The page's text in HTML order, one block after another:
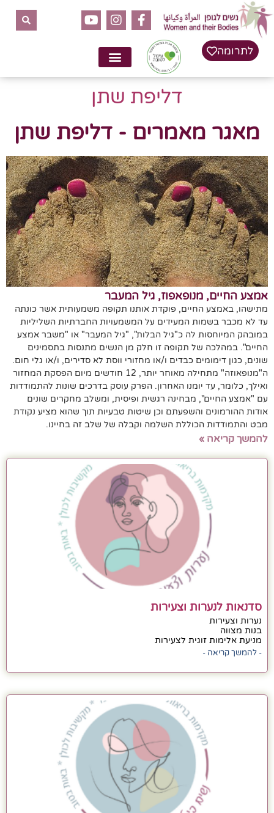
לתרומה
דליפת שתן
מאגר מאמרים - דליפת שתן
אמצע החיים, מנופאפוז, גיל המעבר
מתישהו, באמצע החיים, פוקדת אותנו תקופה משמעותית אשר כונתה
עד לא מכבר בשמות המעידים על המשמעויות החברתיות השליליות
במובהק המיוחסות לה כ"גיל הבלות", "גיל המעבר" או "משבר אמצע
החיים". במהלכה של תקופה זו חלק מן הנשים מתנסות בתסמינים
שונים, כגון דימומים כבדים ו/או מחזורי ווסת לא סדירים, ו/או גלי חום.
ה"מנופאוזה" מתחילה מאוחר יותר, 12 חודשים מיום הפסקת המחזור
ואילך, כלומר, עד יומנו האחרון. הפרק עוסק בדרכים שונות להתמודדות
עם "אמצע החיים", מבחינה רגשית ופיסית, ומשלב מחקרים שונים
אודות ההורמונים והשפעתם וכן שיטות טבעיות תוך שהוא מציע נקודת
מבט והתמודדות הכוללת השלמה וקבלה של שלב זה בחיינו.
להמשך קריאה »
סדנאות לנערות וצעירות
נערות וצעירות
בנות מצווה
מניעת אלימות זוגית לצעירות
- להמשך קריאה -